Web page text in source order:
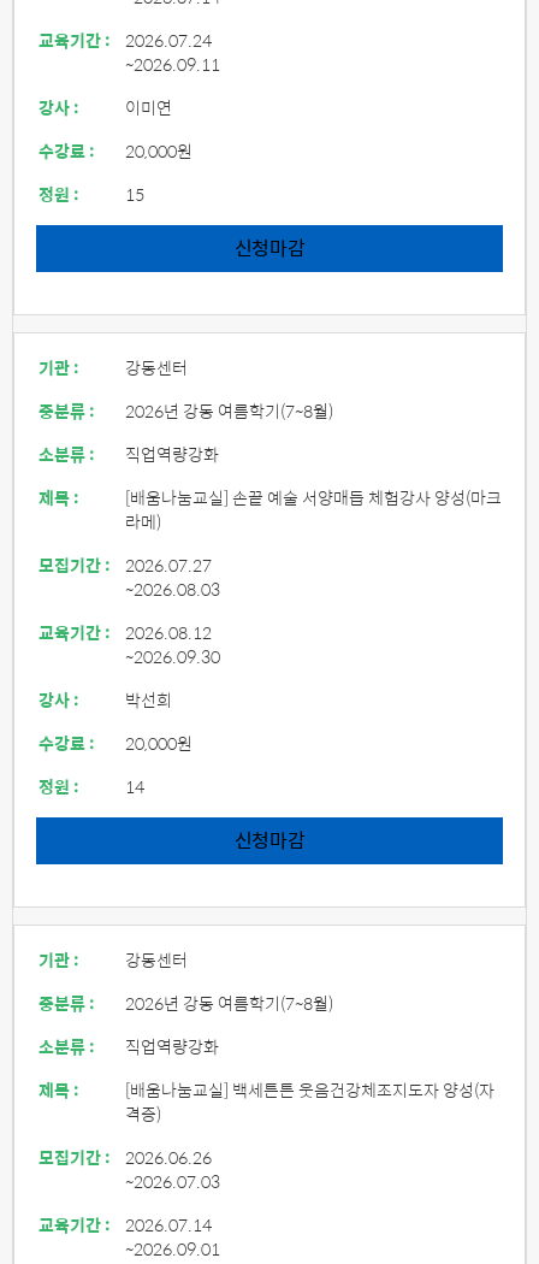
교육기간 : 2026.07.24
~2026.09.11
강사 :
이미연
수강료 :
20,000원
정원 :
15
신청마감
기관 :
강동센터
중분류 :
2026년 강동 여름학기(7~8월)
소분류 :
직업역량강화
제목 :
[배움나눔교실] 손끝 예술 서양매듭 체험강사 양성(마크
라메)
모집기간 : 2026.07.27
~2026.08.03
교육기간 : 2026.08.12
~2026.09.30
강사 :
박선희
수강료 :
20,000원
정원 :
14
신청마감
기관 :
강동센터
중분류 :
2026년 강동 여름학기(7~8월)
소분류 :
직업역량강화
제목 :
[배움나눔교실] 백세튼튼 웃음건강체조지도자 양성(자
격증)
모집기간 : 2026.06.26
~2026.07.03
교육기간 : 2026.07.14
~2026.09.01